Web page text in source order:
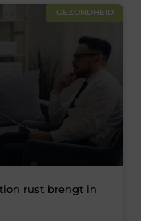
GEZONDHEID
rust brengt in